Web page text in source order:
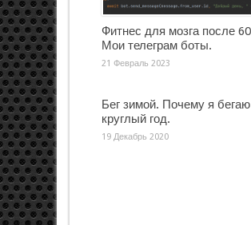
Фитнес для мозга после
Мои телеграм боты.
21 Февраль 2023
Бег зимой. Почему я бегаю
круглый год.
19 Декабрь 2020